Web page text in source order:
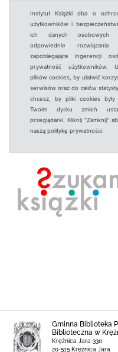
Instytut Książki dba o
użytkowników i
ich danych osobowych
odpowiednie rozwiązania
zapobiegające ingerencji
prywatność użytkowników.
plików cookies, by ułatwić
serwisów oraz do celów
chcesz, by pliki cookies były
Twoim dysku zmień
przeglądarki. Kliknij "Zamknij"
naszą politykę prywatności.
Gminna Biblioteka
Biblioteczna w
Krężnica Jara 330
20-515 Krężnica Jara